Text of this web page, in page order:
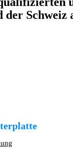
der Schweiz